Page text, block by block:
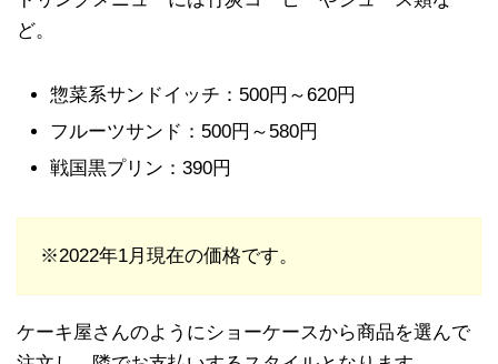
ど。
惣菜系サンドイッチ：500円～620円
フルーツサンド：500円～580円
戦国黒プリン：390円
※2022年1月現在の価格です。
ケーキ屋さんのようにショーケースから商品を選んで